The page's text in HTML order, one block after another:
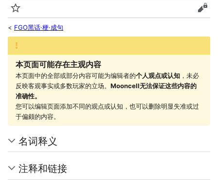
监视
查看
< FGO黑话·梗·成句
本页面可能存在主观内容
本页面中的全部或部分内容可能为编辑者的个人观点或认知 ，未必
反映客观事实或多数玩家的立场。 Mooncell无法保证这些内容的
准确性。
您可以编辑页面添加不同的观点或认知，也可以删除明显失准或过
于偏颇的内容。
名词释义
注释和链接